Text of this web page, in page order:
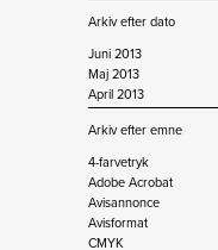
Arkiv efter dato
Juni 2013
Maj 2013
April 2013
Arkiv efter emne
4-farvetryk
Adobe Acrobat
Avisannonce
Avisformat
CMYK